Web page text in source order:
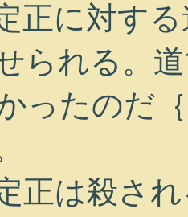
正に対す
られる。
ったのだ
正は殺さ